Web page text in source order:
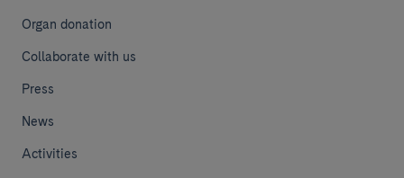
Organ donation
Collaborate with us
Press
News
Activities